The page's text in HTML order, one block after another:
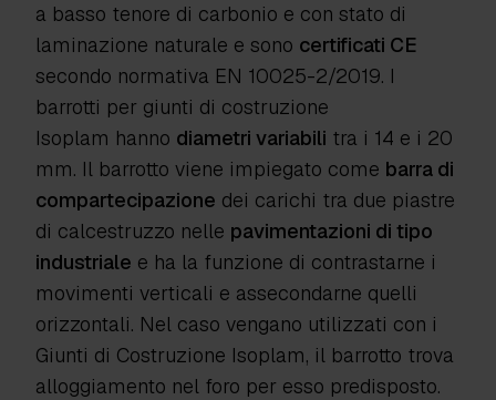
a basso tenore di carbonio e con stato di
laminazione naturale e sono certificati CE
secondo normativa EN 10025-2/2019. I
barrotti per giunti di costruzione
Isoplam hanno diametri variabili tra i 14 e i 20
mm. Il barrotto viene impiegato come barra di
compartecipazione dei carichi tra due piastre
di calcestruzzo nelle pavimentazioni di tipo
industriale e ha la funzione di contrastarne i
movimenti verticali e assecondarne quelli
orizzontali. Nel caso vengano utilizzati con i
Giunti di Costruzione Isoplam, il barrotto trova
alloggiamento nel foro per esso predisposto.